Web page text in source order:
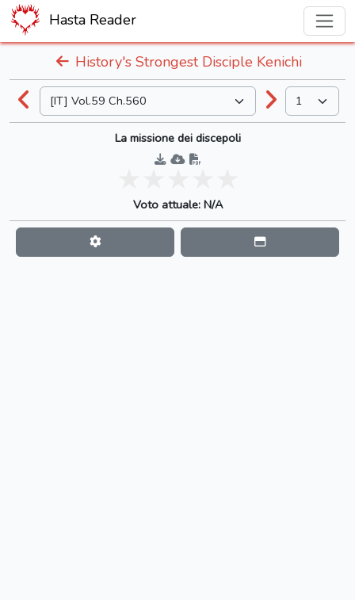
Hasta Reader
History's Strongest Disciple Kenichi
La missione dei discepoli
Voto attuale: N/A